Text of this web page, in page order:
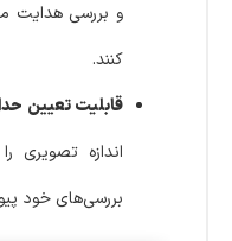
و بررسی هدایت
کنند.
قابلیت تعیین
اندازه تصویری
بررسی‌های خود